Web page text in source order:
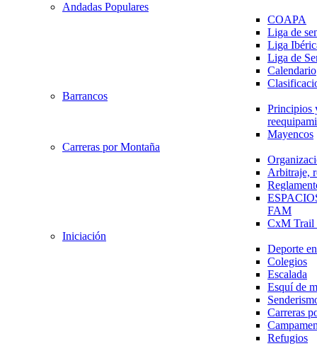
Andadas Populares
COAPA
Liga de
Liga
Liga de
Calendario
Barrancos
Principios
Mayencos
Carreras por Montaña
Arbitraje,
FAM
CxM
Iniciación
Deporte
Colegios
Escalada
Esquí de
Carreras
Refugios